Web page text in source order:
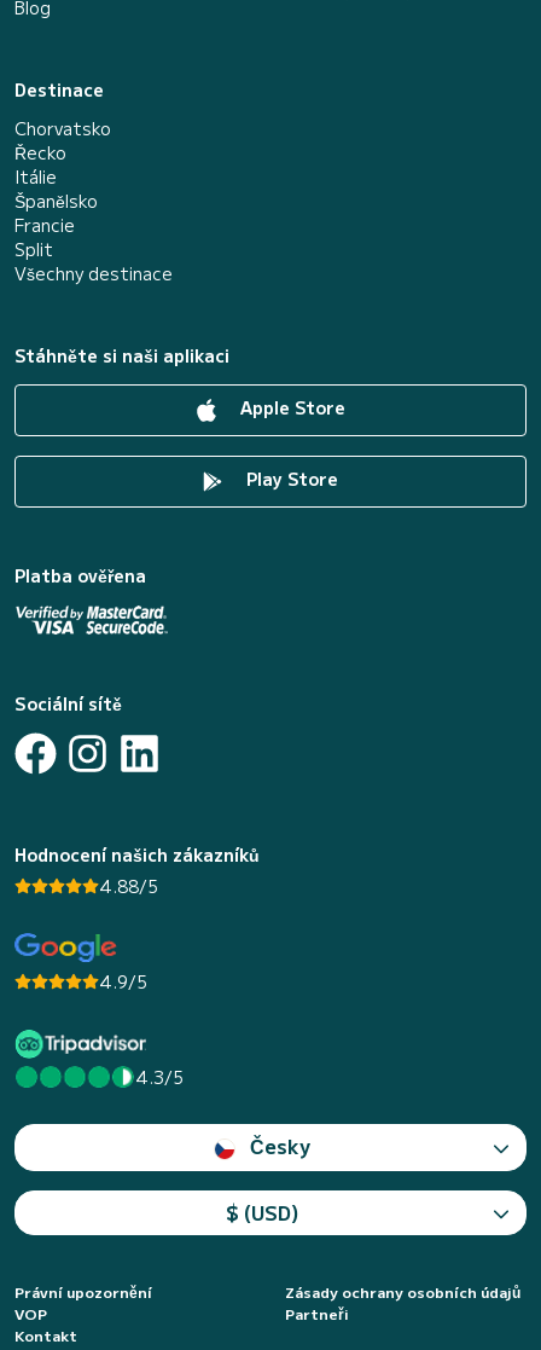
Blog
Destinace
Chorvatsko
Řecko
Itálie
Španělsko
Francie
Split
Všechny destinace
Stáhněte si naši aplikaci
Apple Store
Play Store
Platba ověřena
Sociální sítě
Hodnocení našich zákazníků
4.88/5
4.9/5
4.3/5
Česky
$ (USD)
Právní upozornění
Zásady ochrany osobních údajů
VOP
Partneři
Kontakt